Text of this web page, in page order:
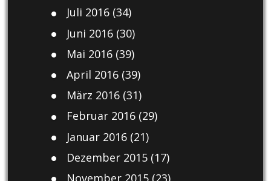
Juli 2016(34)
Juni 2016(30)
Mai 2016(39)
April 2016(39)
März 2016(31)
Februar 2016(29)
Januar 2016(21)
Dezember 2015(17)
November 2015(23)